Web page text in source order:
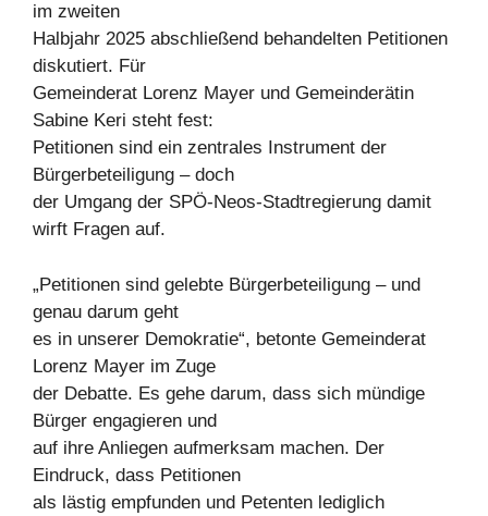
im zweiten
Halbjahr 2025 abschließend behandelten Petitionen
diskutiert. Für
Gemeinderat Lorenz Mayer und Gemeinderätin
Sabine Keri steht fest:
Petitionen sind ein zentrales Instrument der
Bürgerbeteiligung – doch
der Umgang der SPÖ-Neos-Stadtregierung damit
wirft Fragen auf.
„Petitionen sind gelebte Bürgerbeteiligung – und
genau darum geht
es in unserer Demokratie“, betonte Gemeinderat
Lorenz Mayer im Zuge
der Debatte. Es gehe darum, dass sich mündige
Bürger engagieren und
auf ihre Anliegen aufmerksam machen. Der
Eindruck, dass Petitionen
als lästig empfunden und Petenten lediglich